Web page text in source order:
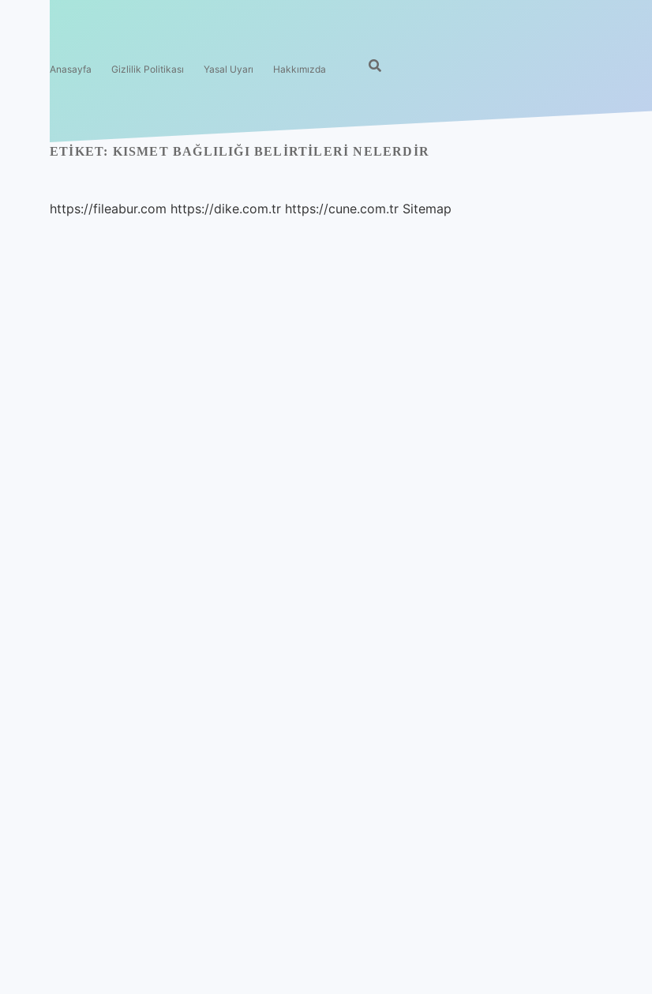
Anasayfa Gizlilik Politikası Yasal Uyarı Hakkımızda
ETIKET: KISMET BAĞLILIĞI BELIRTILERI NELERDIR
https://fileabur.com https://dike.com.tr https://cune.com.tr Sitemap